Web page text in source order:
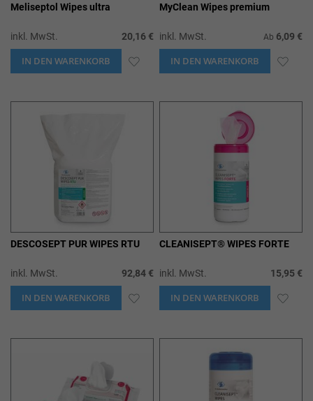
Meliseptol Wipes ultra
inkl. MwSt. 20,16 €
IN DEN WARENKORB ZUR
MyClean Wipes premium
inkl. MwSt. Ab 6,09 €
IN DEN WARENKORB ZUR
DESCOSEPT PUR WIPES RTU
inkl. MwSt. 92,84 €
IN DEN WARENKORB ZUR
CLEANISEPT® WIPES FORTE
inkl. MwSt. 15,95 €
IN DEN WARENKORB ZUR